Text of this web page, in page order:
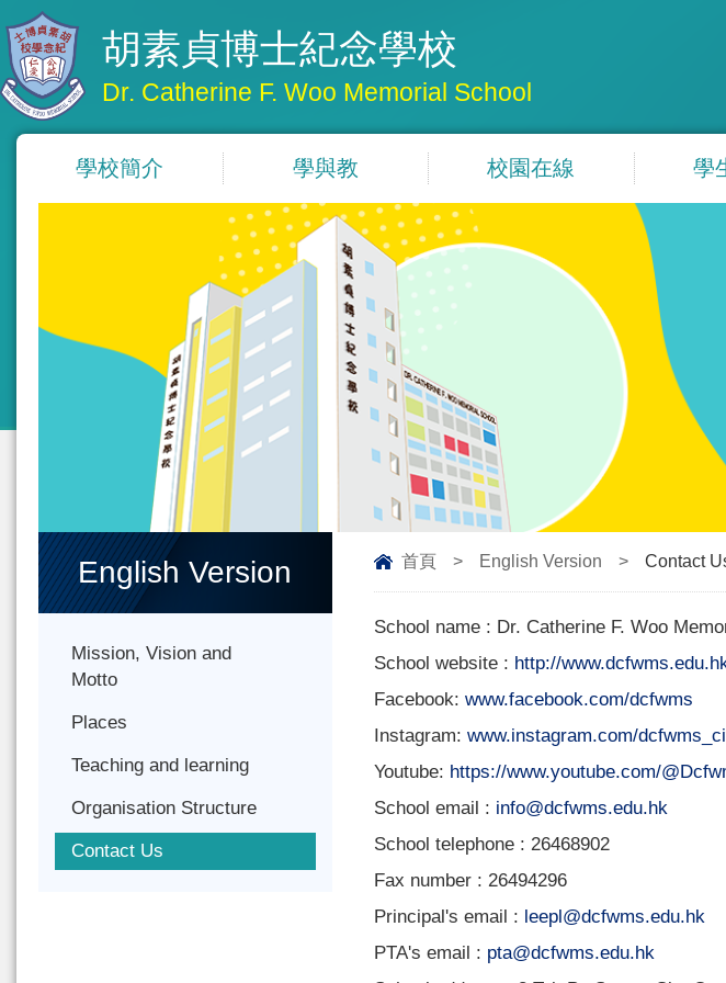
胡素貞博士紀念學校
Dr. Catherine F. Woo Memorial School
學校簡介 學與教 校園在線 學
首頁 > English Version > Contact
School name : Dr. Catherine F. Woo
School website : http://
Facebook: www.facebook.com/dcfwms
Instagram: www.instagram.com/
Youtube: https://www.youtube.com/
School email : info@dcfwms.edu.hk
School telephone : 26468902
Fax number : 26494296
Principal's email : leepl@dcfwms.edu.hk
PTA's email : pta@dcfwms.edu.hk
English Version
Mission, Vision and
Motto
Places
Teaching and learning
Organisation Structure
Contact Us